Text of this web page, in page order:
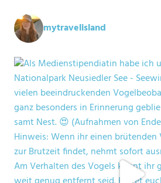
mytravelisland